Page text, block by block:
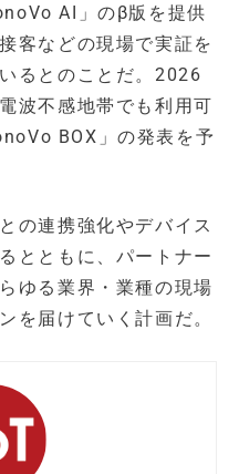
AI」のβ版を提供
客などの現場で実証を
るとのことだ。2026
波不感地帯でも利用可
BOX」の発表を予
の連携強化やデバイス
とともに、パートナー
ゆる業界・業種の現場
を届けていく計画だ。